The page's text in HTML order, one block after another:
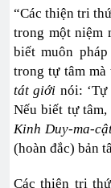
“Các thiện tri
trong một niệm
biết muôn
trong tự tâm mà
tát giới nói:
Nếu biết tự
Kinh Duy-ma-
(hoàn đắc) bản
Các thiện tri